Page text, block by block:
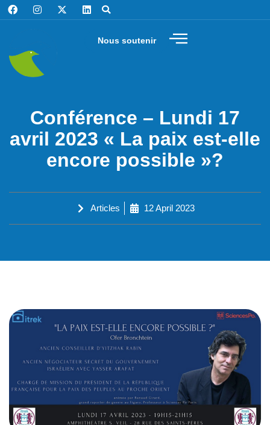
Nous soutenir
Conférence – Lundi 17
avril 2023 « La paix est-elle
encore possible »?
Articles 12 April 2023